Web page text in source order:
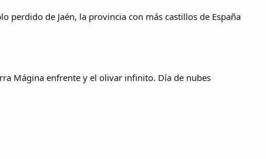
perdido de Jaén, la provincia con más castillos de España
Mágina enfrente y el olivar infinito. Día de nubes